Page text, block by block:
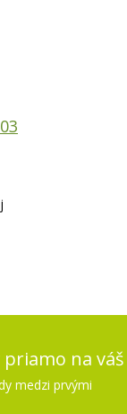
na
medzi prvými